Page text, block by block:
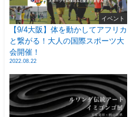
イベント
【9/4大阪】体を動かしてアフリカ
と繋がる！大人の国際スポーツ大
会開催！
2022.08.22